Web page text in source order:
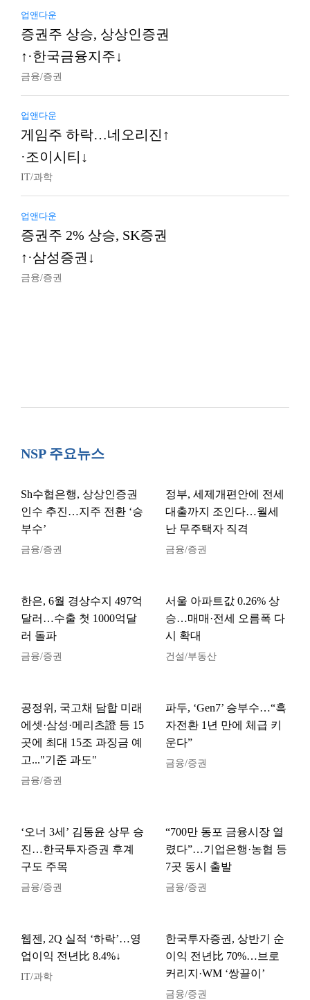
업앤다운
증권주 상승, 상상인증권
↑·한국금융지주↓
금융/증권
업앤다운
게임주 하락…네오리진↑
·조이시티↓
IT/과학
업앤다운
증권주 2% 상승, SK증권
↑·삼성증권↓
금융/증권
NSP 주요뉴스
Sh수협은행, 상상인증권
인수 추진…지주 전환 ‘승
부수’
금융/증권
정부, 세제개편안에 전세
대출까지 조인다…월세
난 무주택자 직격
금융/증권
한은, 6월 경상수지 497억
달러…수출 첫 1000억달
러 돌파
금융/증권
서울 아파트값 0.26% 상
승…매매·전세 오름폭 다
시 확대
건설/부동산
공정위, 국고채 담합 미래
에셋·삼성·메리츠證 등 15
곳에 최대 15조 과징금 예
고..."기준 과도"
금융/증권
파두, ‘Gen7’ 승부수…“흑
자전환 1년 만에 체급 키
운다”
금융/증권
‘오너 3세’ 김동윤 상무 승
진…한국투자증권 후계
구도 주목
금융/증권
“700만 동포 금융시장 열
렸다”…기업은행·농협 등
7곳 동시 출발
금융/증권
웹젠, 2Q 실적 ‘하락’…영
업이익 전년比 8.4%↓
IT/과학
한국투자증권, 상반기 순
이익 전년比 70%…브로
커리지·WM ‘쌍끌이’
금융/증권